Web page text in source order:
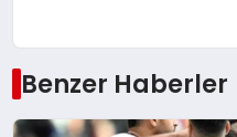
Benzer Haberler